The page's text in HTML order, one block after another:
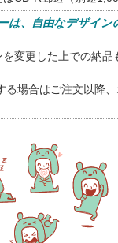
は、自由なデザイン
変更した上での納
場合はご注文以降